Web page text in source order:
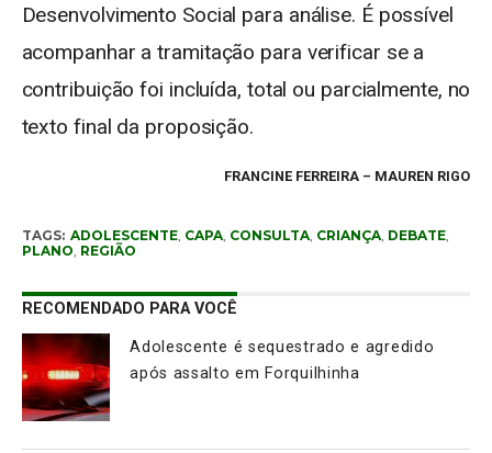
Desenvolvimento Social para análise. É possível
acompanhar a tramitação para verificar se a
contribuição foi incluída, total ou parcialmente, no
texto final da proposição.
FRANCINE FERREIRA – MAUREN RIGO
TAGS: ADOLESCENTE, CAPA, CONSULTA, CRIANÇA, DEBATE,
PLANO REGIÃO
RECOMENDADO PARA VOCÊ
Adolescente é sequestrado e agredido
após assalto em Forquilhinha